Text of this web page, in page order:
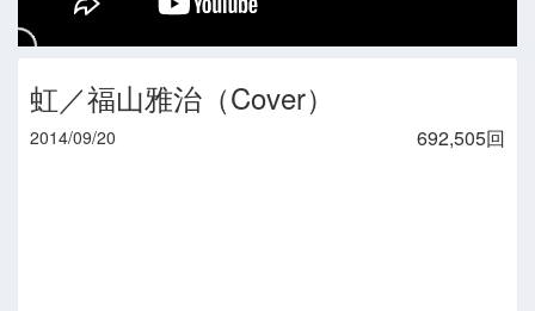
虹／福山雅治（Cover）
692,505回
2014/09/20